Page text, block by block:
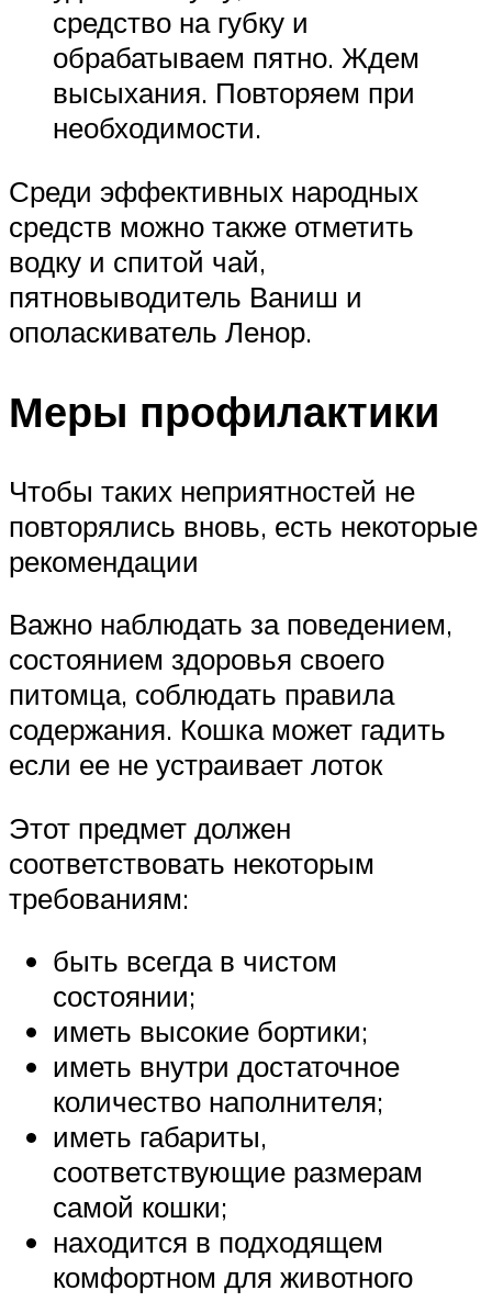
средство на губку и
обрабатываем пятно. Ждем
высыхания. Повторяем при
необходимости.
Среди эффективных народных
средств можно также отметить
водку и спитой чай,
пятновыводитель Ваниш и
ополаскиватель Ленор.
Меры профилактики
Чтобы таких неприятностей не
повторялись вновь, есть некоторые
рекомендации
Важно наблюдать за поведением,
состоянием здоровья своего
питомца, соблюдать правила
содержания. Кошка может гадить
если ее не устраивает лоток
Этот предмет должен
соответствовать некоторым
требованиям:
быть всегда в чистом
состоянии;
иметь высокие бортики;
иметь внутри достаточное
количество наполнителя;
иметь габариты,
соответствующие размерам
самой кошки;
находится в подходящем
комфортном для животного